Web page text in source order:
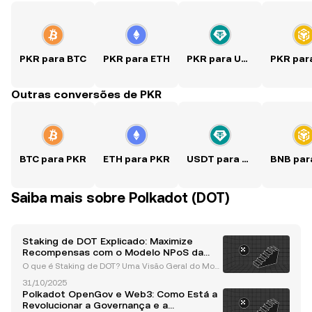
PKR para BTC PKR para ETH PKR para USDT
Outras conversões de PKR
BTC para PKR ETH para PKR USDT para PKR
Saiba mais sobre Polkadot (DOT)
Staking de DOT Explicado: Maximize
Recompensas com o Modelo NPoS da
Polkadot
O que é Staking de DOT? Uma Visão Geral do Mod
olkadot O staking de DOT é o processo de bloquear
a criptomoeda nativa da Polkadot, DOT , para apoiar
31/10/2025
Polkadot OpenGov e Web3: Como Está a
Revolucionar a Governança e a